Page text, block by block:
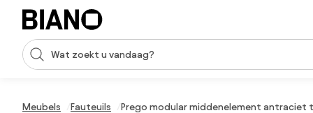
Navigatie overslaan, naar inhoud springen
Zoekopdracht invoeren
Meubels Fauteuils Prego modular middenelement antraciet